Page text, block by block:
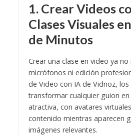
1. Crear Videos
Clases Visuales
de Minutos
Crear una clase en video ya
micrófonos ni edición
de Video con IA de Vidnoz,
transformar cualquier guion
atractiva, con avatares
contenido mientras aparecen
imágenes relevantes.